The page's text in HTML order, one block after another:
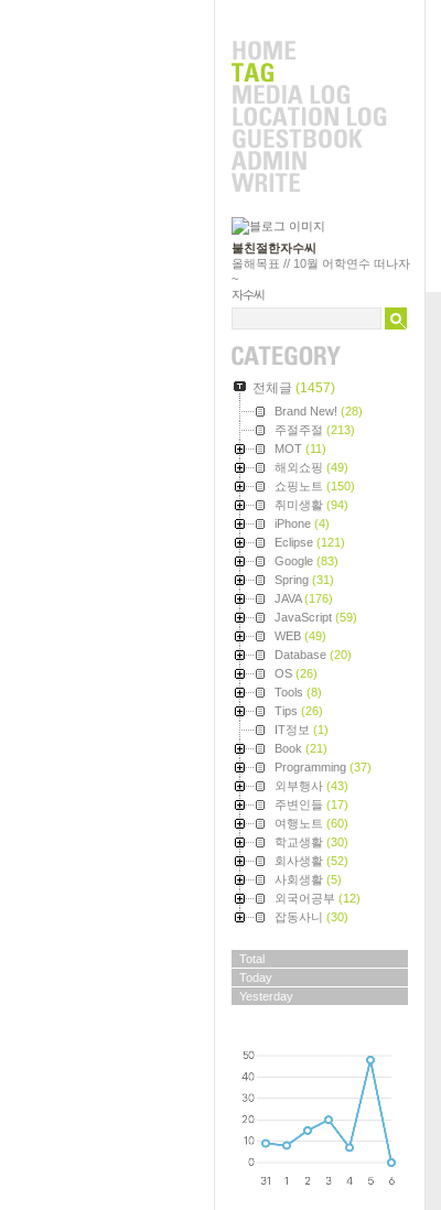
불친절한자수씨
올해목표 // 10월 어학연수 떠나자
~
자수씨
전체글 (1457)
Brand New! (28)
주절주절 (213)
MOT (11)
해외쇼핑 (49)
쇼핑노트 (150)
취미생활 (94)
iPhone (4)
Eclipse (121)
Google (83)
Spring (31)
JAVA(176)
JavaScript (59)
WEB (49)
Database (20)
OS (26)
Tools (8)
Tips (26)
IT정보 (1)
Book (21)
Programming (37)
외부행사 (43)
주변인들 (17)
여행노트 (60)
학교생활 (30)
회사생활 (52)
사회생활 (5)
외국어공부 (12)
잡동사니 (30)
Total
Today
Yesterday